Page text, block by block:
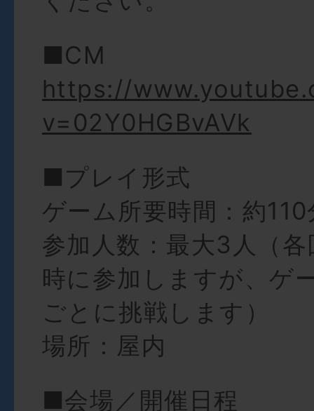
■CM
https://
v=02Y0HGBvAVk
■プレイ形式
ゲーム所要時間：約110
参加人数：最大3人（
時に参加しますが、ゲ
ごとに挑戦します）
場所：屋内
■会場／開催日程